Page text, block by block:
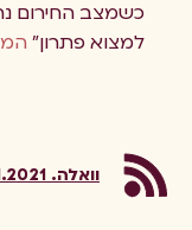
כשמצב החירום
למצוא פתרון"
וואלה. 28.1.2021